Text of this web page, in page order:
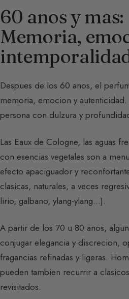
60 anos y mas:
Memoria,
Despues de los 60 anos, el
memoria, emocion y
persona con dulzura y
Las Eaux de Cologne, las aguas
con esencias vegetales son a
efecto apaciguador y
clasicas, naturales, a veces
lirio, galbano, ylang-ylang…).
A partir de los 70 u 80 anos,
conjugar elegancia y discrecion,
fragancias refinadas y ligeras.
pueden tambien recurrir a
revisitados.